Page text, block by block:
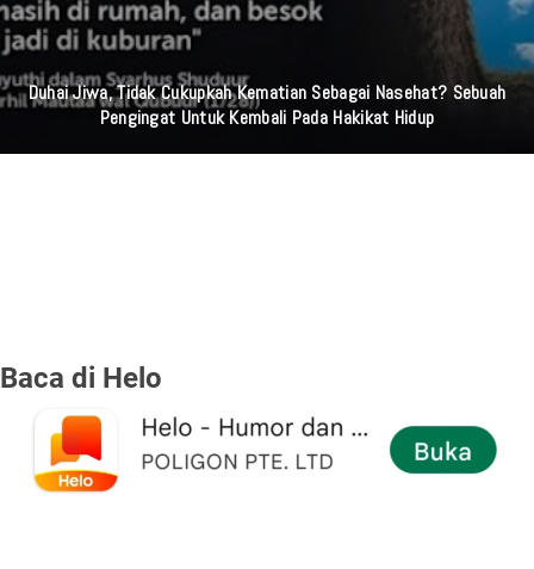
Duhai Jiwa, Tidak Cukupkah Kematian Sebagai Nasehat? Sebuah
Pengingat Untuk Kembali Pada Hakikat Hidup
Baca di Helo